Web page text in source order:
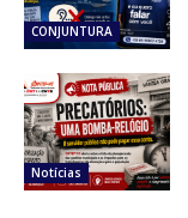
CONJUNTURA
Notícias